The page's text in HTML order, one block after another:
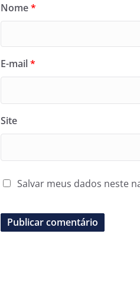
Nome*
E-mail*
Site
Salvar meus dados neste